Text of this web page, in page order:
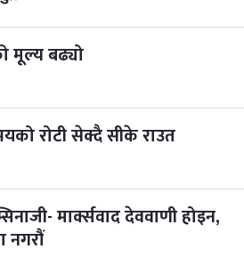
मूल्य बढ्यो
रोटी सेक्दै सीके राउत
मार्क्सवाद देववाणी होइन,
नगरौं